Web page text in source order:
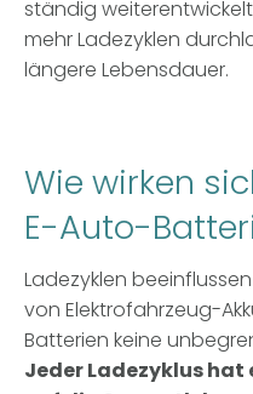
ständig
mehr Ladezyklen
längere Lebensdauer.
Wie wirken
E-Auto-
Ladezyklen
von Elektrofahrzeug-
Batterien keine
Jeder Ladezyklus